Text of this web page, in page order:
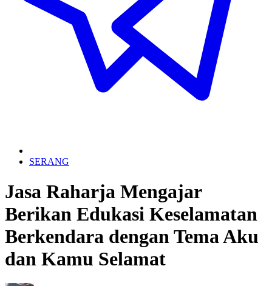
SERANG
Jasa Raharja Mengajar
Berikan Edukasi Keselamatan
Berkendara dengan Tema Aku
dan Kamu Selamat